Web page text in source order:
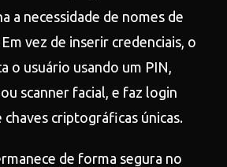
a necessidade de nomes de
vez de inserir credenciais, o
o usuário usando um PIN,
scanner facial, e faz login
chaves criptográficas únicas.
de forma segura no